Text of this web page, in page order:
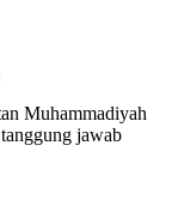
Muhammadiyah
jawab